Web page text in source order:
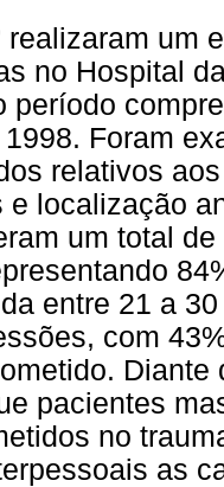
realizaram um
no Hospital
período
Foram
relativos
e localização
um total
entre 21 a
com
pacientes
no
as